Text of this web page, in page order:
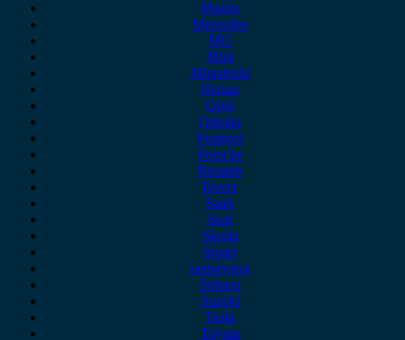
Mazda
Mercedes
MG
Mini
Mitsubishi
Nissan
Opel
Omoda
Peugeot
Porsche
Renault
Rover
Saab
Seat
Skoda
Smart
ssangyong
Subaru
Suzuki
Tesla
Toyota